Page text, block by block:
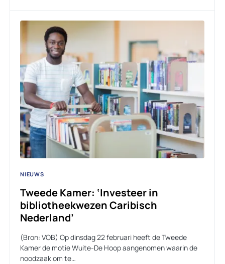
NIEUWS
Tweede Kamer: ‘Investeer in
bibliotheekwezen Caribisch
Nederland’
(Bron: VOB) Op dinsdag 22 februari heeft de Tweede
Kamer de motie Wuite-De Hoop aangenomen waarin de
noodzaak om te…